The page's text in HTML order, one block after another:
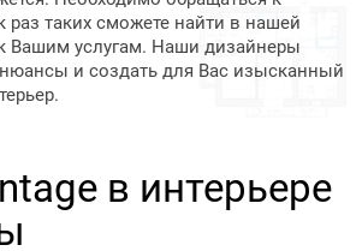
раз таких сможете найти в нашей
Вашим услугам. Наши дизайнеры
нюансы и создать для Вас изысканный
в интерьере